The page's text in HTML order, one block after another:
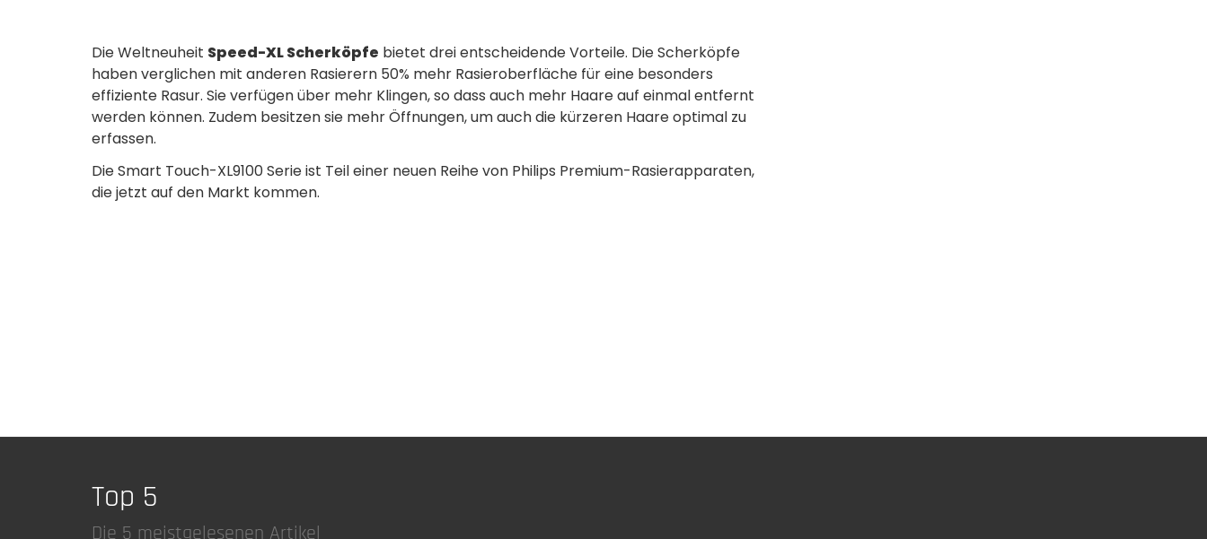
Die Weltneuheit Speed-XL Scherköpfe bietet drei entscheidende Vorteile. Die Scherköpfe
haben verglichen mit anderen Rasierern 50% mehr Rasieroberfläche für eine besonders
effiziente Rasur. Sie verfügen über mehr Klingen, so dass auch mehr Haare auf einmal entfernt
werden können. Zudem besitzen sie mehr Öffnungen, um auch die kürzeren Haare optimal zu
erfassen.
Die Smart Touch-XL9100 Serie ist Teil einer neuen Reihe von Philips Premium-Rasierapparaten,
die jetzt auf den Markt kommen.
Top 5
Die 5 meistgelesenen Artikel